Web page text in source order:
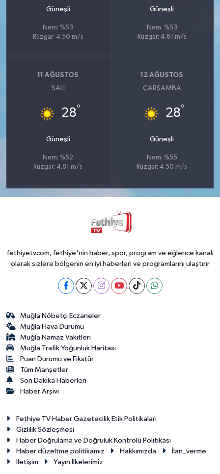
Güneşli
Nem: %53
Rüzgar: 4.50 m/s
Güneşli
Nem: %53
Rüzgar: 4.61 m/s
11 AĞUSTOS
SALI
28°
Güneşli
Nem: %52
Rüzgar: 4.81 m/s
12 AĞUSTOS
ÇARŞAMBA
28°
Güneşli
Nem: %55
Rüzgar: 4.50 m/s
fethiyetvcom, fethiye'nin haber, spor, program ve eğlence kanalı
olarak sizlere bölgenin en iyi haberleri ve programlarını ulaştırır
Muğla Nöbetçi Eczaneler
Muğla Hava Durumu
Muğla Namaz Vakitleri
Muğla Trafik Yoğunluk Haritası
Puan Durumu ve Fikstür
Tüm Manşetler
Son Dakika Haberleri
Haber Arşivi
Fethiye TV Haber Gazetecilik Etik Politikaları
Gizlilik Sözleşmesi
Haber Doğrulama ve Doğruluk Kontrolü Politikası
Haber düzeltme politikamız
Hakkımızda
İlan_verme
İletişim
Yayın İlkelerimiz